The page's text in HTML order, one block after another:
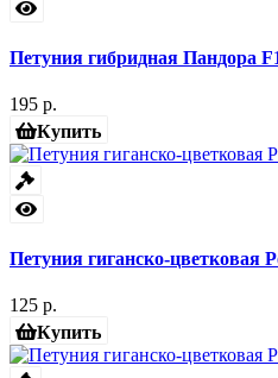
Петуния гибридная Пандора
195 р.
Купить
Петуния гиганско-цветковая
125 р.
Купить